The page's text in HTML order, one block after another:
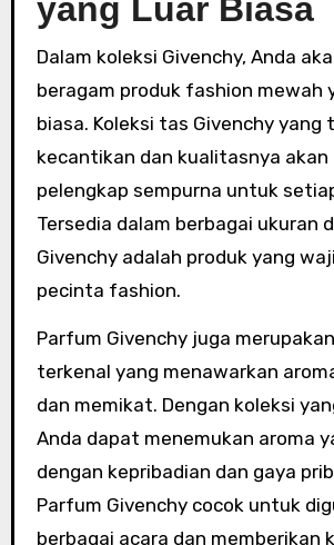
yang Luar Biasa
Dalam koleksi Givenchy, Anda
beragam produk fashion mewah
biasa. Koleksi tas Givenchy yang
kecantikan dan kualitasnya akan
pelengkap sempurna untuk
Tersedia dalam berbagai ukuran
Givenchy adalah produk yang
pecinta fashion.
Parfum Givenchy juga
terkenal yang menawarkan
dan memikat. Dengan koleksi
Anda dapat menemukan aroma
dengan kepribadian dan gaya
Parfum Givenchy cocok untuk
berbagai acara dan memberikan